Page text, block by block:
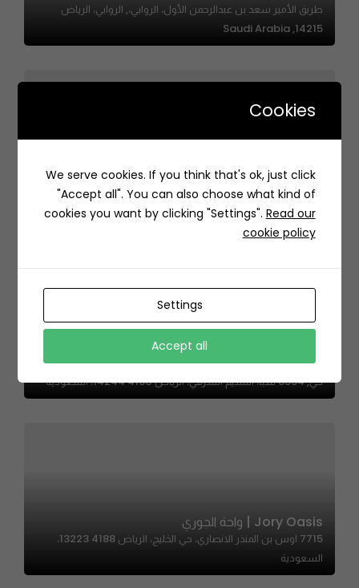
طريق الأمير سعد بن عبدالرحمن الأول، الروابي،, الروابي، الرياض
14215, Saudi Arabia
Yogi – يوجي
حي, 3926 Dammam Rd, Al Munsiyah, Riyadh 13246 6614,
Saudi Arabia
Ruby Bakery – روبي بيكري
حي, 8594 سبا، النسيم الشرقي، الرياض 14244 4160، السعودية
Jory Oasis | واحة الجوري
7715 اوس بن المنذر الانصاري، حي الخليج، الرياض 13223 4188،
السعودية
Cookies
We serve cookies. If you think that's ok, just click
"Accept all". You can also choose what kind of
cookies you want by clicking "Settings". Read our
cookie policy
Settings
Accept all